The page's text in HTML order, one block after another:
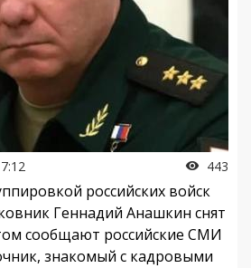
443
российских войск
Геннадий Анашкин снят
сообщают российские СМИ
знакомый с кадровыми